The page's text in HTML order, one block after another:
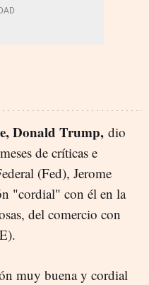
Donald Trump, dio
de críticas e
(Fed), Jerome
"cordial" con él en la
del comercio con
muy buena y cordial